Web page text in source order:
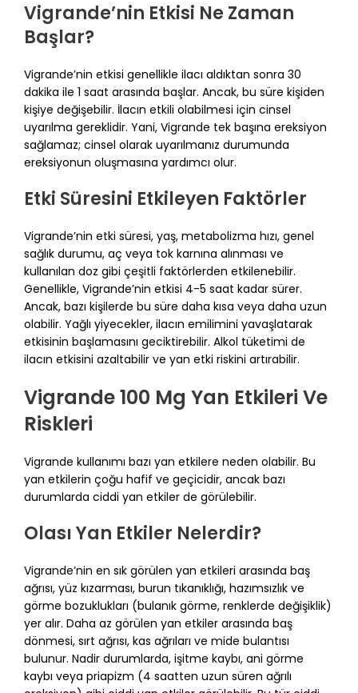
Vigrande’nin Etkisi Ne Zaman
Başlar?
Vigrande’nin etkisi genellikle ilacı aldıktan sonra 30
dakika ile 1 saat arasında başlar. Ancak, bu süre kişiden
kişiye değişebilir. İlacın etkili olabilmesi için cinsel
uyarılma gereklidir. Yani, Vigrande tek başına ereksiyon
sağlamaz; cinsel olarak uyarılmanız durumunda
ereksiyonun oluşmasına yardımcı olur.
Etki Süresini Etkileyen Faktörler
Vigrande’nin etki süresi, yaş, metabolizma hızı, genel
sağlık durumu, aç veya tok karnına alınması ve
kullanılan doz gibi çeşitli faktörlerden etkilenebilir.
Genellikle, Vigrande’nin etkisi 4-5 saat kadar sürer.
Ancak, bazı kişilerde bu süre daha kısa veya daha uzun
olabilir. Yağlı yiyecekler, ilacın emilimini yavaşlatarak
etkisinin başlamasını geciktirebilir. Alkol tüketimi de
ilacın etkisini azaltabilir ve yan etki riskini artırabilir.
Vigrande 100 Mg Yan Etkileri Ve
Riskleri
Vigrande kullanımı bazı yan etkilere neden olabilir. Bu
yan etkilerin çoğu hafif ve geçicidir, ancak bazı
durumlarda ciddi yan etkiler de görülebilir.
Olası Yan Etkiler Nelerdir?
Vigrande’nin en sık görülen yan etkileri arasında baş
ağrısı, yüz kızarması, burun tıkanıklığı, hazımsızlık ve
görme bozuklukları (bulanık görme, renklerde değişiklik)
yer alır. Daha az görülen yan etkiler arasında baş
dönmesi, sırt ağrısı, kas ağrıları ve mide bulantısı
bulunur. Nadir durumlarda, işitme kaybı, ani görme
kaybı veya priapizm (4 saatten uzun süren ağrılı